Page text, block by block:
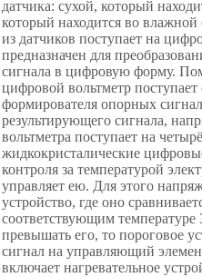
датчика: сухой, который
который находится во
из датчиков поступает на
предназначен для
сигнала в цифровую форму.
цифровой вольтметр
формирователя опорных
результирующего сигнала,
вольтметра поступает на
жидкокристалические
контроля за температурой
управляет ею. Для этого
устройство, где оно
соответствующим температуре
превышать его, то пороговое
сигнал на управляющий
включает нагревательное